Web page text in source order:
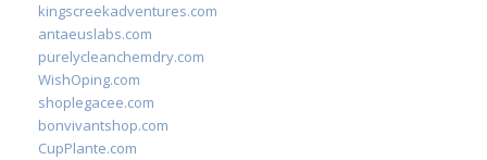
kingscreekadventures.com
antaeuslabs.com
purelycleanchemdry.com
WishOping.com
shoplegacee.com
bonvivantshop.com
CupPlante.com